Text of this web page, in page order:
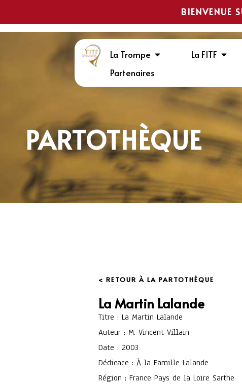
BIENVENUE
La Trompe La FITF
Partenaires
PARTOTHÈQUE
< RETOUR À LA PARTOTHÈQUE
La Martin Lalande
Titre : La Martin Lalande
Auteur : M. Vincent Villain
Date : 2003
Dédicace : À la Famille Lalande
Région : France Pays de la Loire Sarthe